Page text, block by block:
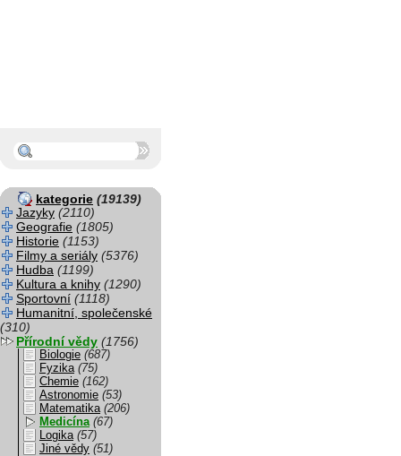
kategorie (19139)
Jazyky (2110)
Geografie (1805)
Historie (1153)
Filmy a seriály (5376)
Hudba (1199)
Kultura a knihy (1290)
Sportovní (1118)
Humanitní, společenské
(310)
Přírodní vědy (1756)
Biologie (687)
Fyzika (75)
Chemie (162)
Astronomie (53)
Matematika (206)
Medicína (67)
Logika (57)
Jiné vědy (51)